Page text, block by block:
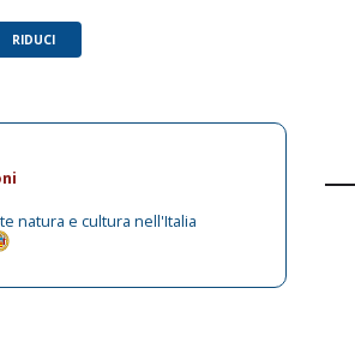
RIDUCI
natura e cultura nell'Italia